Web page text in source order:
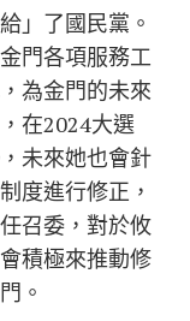
」了國民黨。
門各項服務工
為金門的未來
在2024大選
未來她也會針
度進行修正，
召委，對於攸
積極來推動修
。